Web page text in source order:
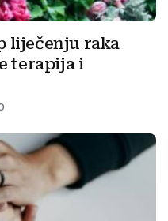
liječenju raka
terapija i